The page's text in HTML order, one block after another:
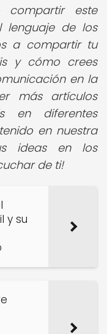
compartir este
lenguaje de los
a compartir tu
y cómo crees
en la
más artículos
en diferentes
en nuestra
ideas en los
de ti!
y su